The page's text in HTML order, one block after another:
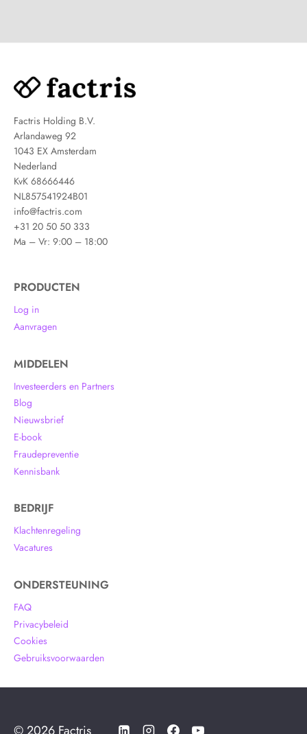
Factris Holding B.V.
Arlandaweg 92
1043 EX Amsterdam
Nederland
KvK 68666446
NL857541924B01
info@factris.com
+31 20 50 50 333
Ma – Vr: 9:00 – 18:00
PRODUCTEN
Log in
Aanvragen
MIDDELEN
Investeerders en Partners
Blog
Nieuwsbrief
E-book
Fraudepreventie
Kennisbank
BEDRIJF
Klachtenregeling
Vacatures
ONDERSTEUNING
FAQ
Privacybeleid
Cookies
Gebruiksvoorwaarden